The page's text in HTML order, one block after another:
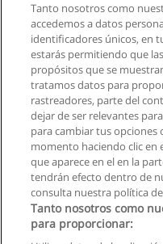
Tanto nosotros como
accedemos a datos
identificadores únicos, en
estarás permitiendo que
propósitos que se
tratamos datos para
rastreadores, parte del
dejar de ser relevantes
para cambiar tus
momento haciendo clic en
que aparece en el en la
tendrán efecto dentro de
consulta nuestra política
Tanto nosotros como
para proporcionar: